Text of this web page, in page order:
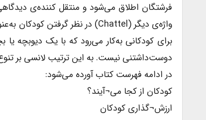
فرشتگان اطلاق می‌شود و منتقل کننده‌ی
برای کودکانی به‌کار می‌رود که با یک دیوبچه
دوست‌داشتنی نیست. به این ترتیب لانسی بر
در ادامه فهرست کتاب آورده می‌شود:
کودکان از کجا می¬آیند؟
ارزش¬گذاری کودکان